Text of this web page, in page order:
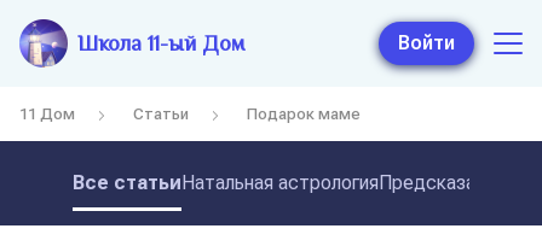
Школа 11-ый Дом Войти
11 Дом Статьи Подарок маме
Все статьиНатальная астрология